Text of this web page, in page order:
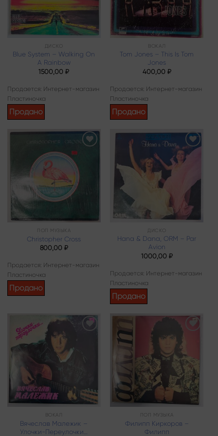
ДИСКО
Blue System – Walking On
A Rainbow
1500,00₽
Продается: Интернет-магазин
Пластиночка
Продано
ВОКАЛ
Tom Jones – This Is Tom
Jones
400,00 ₽
Продается: Интернет-магазин
Пластиночка
Продано
ПОП МУЗЫКА
Christopher Cross
800,00 ₽
Продается: Интернет-магазин
Пластиночка
Продано
Add to
wishlist
ДИСКО
Hana & Dana, ORM – Par
Avion
1000,00 ₽
Продается: Интернет-магазин
Пластиночка
Продано
ВОКАЛ
Вячеслав Малежик –
Улочки-Переулочки…
Add to
wishlist
ПОП МУЗЫКА
Филипп Киркоров –
Филипп